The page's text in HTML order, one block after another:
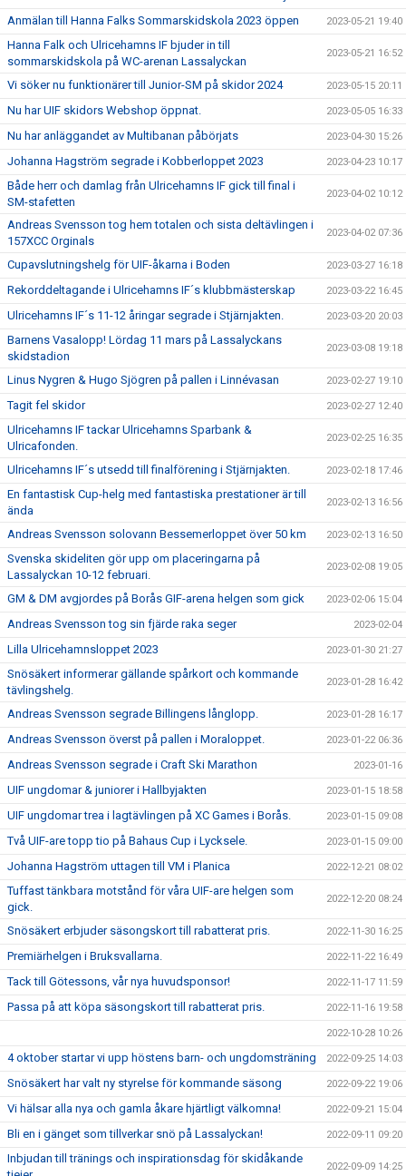
Anmälan till Hanna Falks Sommarskidskola 2023 öppen 2023-05-21 19:40
Hanna Falk och Ulricehamns IF bjuder in till
sommarskidskola på WC-arenan Lassalyckan
2023-05-21 16:52
Vi söker nu funktionärer till Junior-SM på skidor 2024 2023-05-15 20:11
Nu har UIF skidors Webshop öppnat. 2023-05-05 16:33
Nu har anläggandet av Multibanan påbörjats 2023-04-30 15:26
Johanna Hagström segrade i Kobberloppet 2023 2023-04-23 10:17
Både herr och damlag från Ulricehamns IF gick till final i
SM-stafetten
2023-04-02 10:12
Andreas Svensson tog hem totalen och sista deltävlingen i
157XCC Orginals
2023-04-02 07:36
Cupavslutningshelg för UIF-åkarna i Boden 2023-03-27 16:18
Rekorddeltagande i Ulricehamns IF´s klubbmästerskap 2023-03-22 16:45
Ulricehamns IF´s 11-12 åringar segrade i Stjärnjakten. 2023-03-20 20:03
Barnens Vasalopp! Lördag 11 mars på Lassalyckans
skidstadion
2023-03-08 19:18
Linus Nygren & Hugo Sjögren på pallen i Linnévasan 2023-02-27 19:10
Tagit fel skidor 2023-02-27 12:40
Ulricehamns IF tackar Ulricehamns Sparbank &
Ulricafonden.
2023-02-25 16:35
Ulricehamns IF´s utsedd till finalförening i Stjärnjakten. 2023-02-18 17:46
En fantastisk Cup-helg med fantastiska prestationer är till
ända
2023-02-13 16:56
Andreas Svensson solovann Bessemerloppet över 50 km 2023-02-13 16:50
Svenska skideliten gör upp om placeringarna på
Lassalyckan 10-12 februari.
2023-02-08 19:05
GM & DM avgjordes på Borås GIF-arena helgen som gick 2023-02-06 15:04
Andreas Svensson tog sin fjärde raka seger 2023-02-04
Lilla Ulricehamnsloppet 2023 2023-01-30 21:27
Snösäkert informerar gällande spårkort och kommande
tävlingshelg.
2023-01-28 16:42
Andreas Svensson segrade Billingens långlopp. 2023-01-28 16:17
Andreas Svensson överst på pallen i Moraloppet. 2023-01-22 06:36
Andreas Svensson segrade i Craft Ski Marathon 2023-01-16
UIF ungdomar & juniorer i Hallbyjakten 2023-01-15 18:58
UIF ungdomar trea i lagtävlingen på XC Games i Borås. 2023-01-15 09:08
Två UIF-are topp tio på Bahaus Cup i Lycksele. 2023-01-15 09:00
Johanna Hagström uttagen till VM i Planica 2022-12-21 08:02
Tuffast tänkbara motstånd för våra UIF-are helgen som
gick.
2022-12-20 08:24
Snösäkert erbjuder säsongskort till rabatterat pris. 2022-11-30 16:25
Premiärhelgen i Bruksvallarna. 2022-11-22 16:49
Tack till Götessons, vår nya huvudsponsor! 2022-11-17 11:59
Passa på att köpa säsongskort till rabatterat pris. 2022-11-16 19:58
2022-10-28 10:26
4 oktober startar vi upp höstens barn- och ungdomsträning 2022-09-25 14:03
Snösäkert har valt ny styrelse för kommande säsong 2022-09-22 19:06
Vi hälsar alla nya och gamla åkare hjärtligt välkomna! 2022-09-21 15:04
Bli en i gänget som tillverkar snö på Lassalyckan! 2022-09-11 09:20
Inbjudan till tränings och inspirationsdag för skidåkande
2022-09-09 14:25